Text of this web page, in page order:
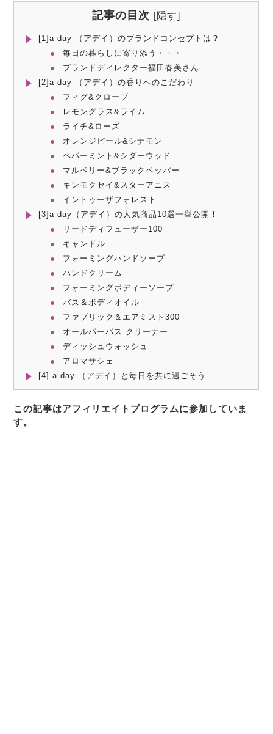
記事の目次 [隠す]
[1]a day （アデイ）のブランドコンセプトは？
毎日の暮らしに寄り添う・・・
ブランドディレクター福田春美さん
[2]a day （アデイ）の香りへのこだわり
フィグ&クローブ
レモングラス&ライム
ライチ&ローズ
オレンジピール&シナモン
ペパーミント&シダーウッド
マルベリー&ブラックペッパー
キンモクセイ&スターアニス
イントゥーザフォレスト
[3]a day（アデイ）の人気商品10選一挙公開！
リードディフューザー100
キャンドル
フォーミングハンドソープ
ハンドクリーム
フォーミングボディーソープ
バス＆ボディオイル
ファブリック＆エアミスト300
オールパーパス クリーナー
ディッシュウォッシュ
アロマサシェ
[4] a day （アデイ）と毎日を共に過ごそう
この記事はアフィリエイトプログラムに参加していま
す。